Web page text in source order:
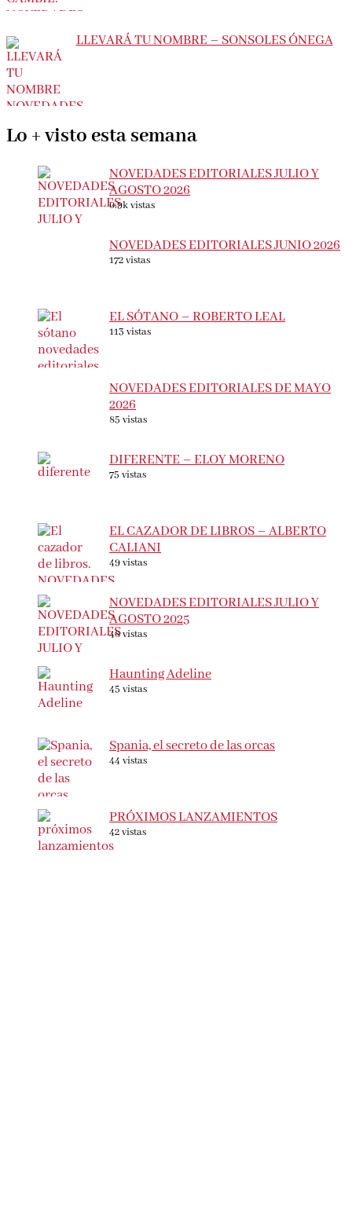
LLEVARÁ TU NOMBRE – SONSOLES ÓNEGA
Lo + visto esta semana
NOVEDADES EDITORIALES JULIO Y
AGOSTO 2026
0.9k vistas
NOVEDADES EDITORIALES JUNIO 2026
172 vistas
EL SÓTANO – ROBERTO LEAL
113 vistas
NOVEDADES EDITORIALES DE MAYO
2026
85 vistas
DIFERENTE – ELOY MORENO
75 vistas
EL CAZADOR DE LIBROS – ALBERTO
CALIANI
49 vistas
NOVEDADES EDITORIALES JULIO Y
AGOSTO 2025
48 vistas
Haunting Adeline
45 vistas
Spania, el secreto de las orcas
44 vistas
PRÓXIMOS LANZAMIENTOS
42 vistas